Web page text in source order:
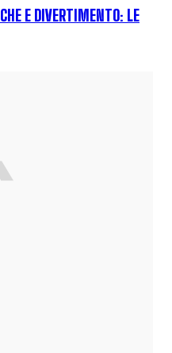
E DIVERTIMENTO: LE